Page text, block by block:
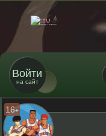
Войти
на сайт
16+